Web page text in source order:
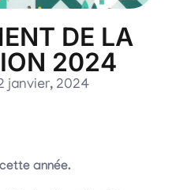
DE LA
2024
janvier, 2024
année.